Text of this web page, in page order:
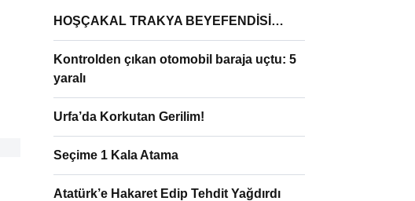
HOŞÇAKAL TRAKYA BEYEFENDİSİ…
Kontrolden çıkan otomobil baraja uçtu: 5
yaralı
Urfa’da Korkutan Gerilim!
Seçime 1 Kala Atama
Atatürk’e Hakaret Edip Tehdit Yağdırdı